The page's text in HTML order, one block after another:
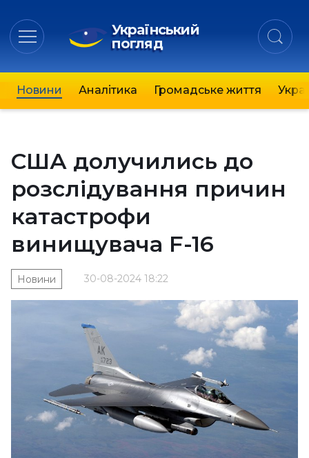
Український
погляд
Новини Аналітика Громадське життя
США долучились до
розслідування причин
катастрофи
винищувача F-16
30-08-2024 18:22
Новини